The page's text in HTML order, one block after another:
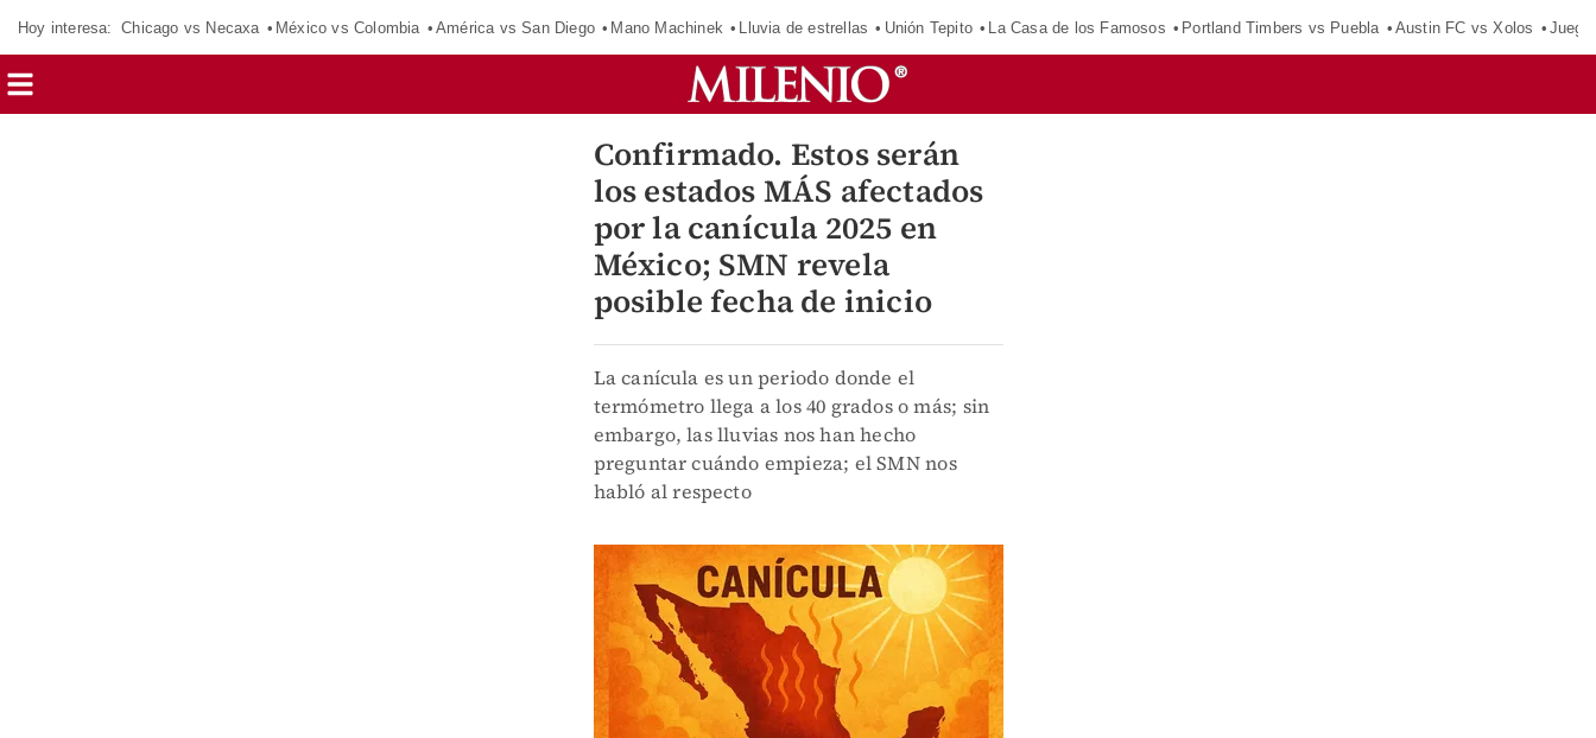
Hoy interesa: Chicago vs Necaxa México vs Colombia América vs San Diego Mano Machinek Lluvia de estrellas Unión Tepito La Casa de los Famosos Portland Timbers vs Puebla Austin FC vs Xolos
Confirmado. Estos serán
los estados MÁS afectados
por la canícula 2025 en
México; SMN revela
posible fecha de inicio
La canícula es un periodo donde el
termómetro llega a los 40 grados o más; sin
embargo, las lluvias nos han hecho
preguntar cuándo empieza; el SMN nos
habló al respecto